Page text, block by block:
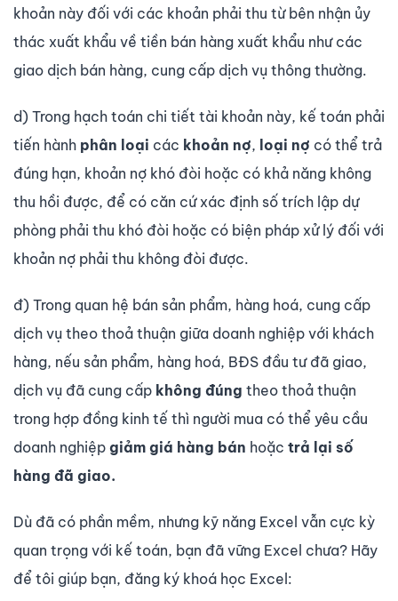
khoản này đối với các khoản phải thu từ bên nhận ủy
thác xuất khẩu về tiền bán hàng xuất khẩu như các
giao dịch bán hàng, cung cấp dịch vụ thông thường.
d) Trong hạch toán chi tiết tài khoản này, kế toán phải
tiến hành phân loại các khoản nợ, loại nợ có thể trả
đúng hạn, khoản nợ khó đòi hoặc có khả năng không
thu hồi được, để có căn cứ xác định số trích lập dự
phòng phải thu khó đòi hoặc có biện pháp xử lý đối với
khoản nợ phải thu không đòi được.
đ) Trong quan hệ bán sản phẩm, hàng hoá, cung cấp
dịch vụ theo thoả thuận giữa doanh nghiệp với khách
hàng, nếu sản phẩm, hàng hoá, BĐS đầu tư đã giao,
dịch vụ đã cung cấp không đúng theo thoả thuận
trong hợp đồng kinh tế thì người mua có thể yêu cầu
doanh nghiệp giảm giá hàng bán hoặc trả lại số
hàng đã giao.
Dù đã có phần mềm, nhưng kỹ năng Excel vẫn cực kỳ
quan trọng với kế toán, bạn đã vững Excel chưa? Hãy
để tôi giúp bạn, đăng ký khoá học Excel: